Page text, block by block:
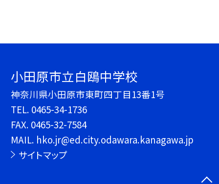
小田原市立白鴎中学校
神奈川県小田原市東町四丁目13番1号
TEL. 0465-34-1736
FAX. 0465-32-7584
MAIL. hko.jr@ed.city.odawara.kanagawa.jp
サイトマップ